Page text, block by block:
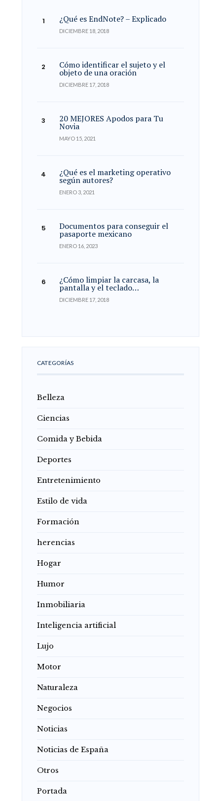
¿Qué es EndNote? – Explicado
DICIEMBRE 18, 2018
Cómo identificar el sujeto y el
objeto de una oración
DICIEMBRE 17, 2018
20 MEJORES Apodos para Tu
Novia
MAYO 15, 2021
¿Qué es el marketing operativo
según autores?
ENERO 3, 2021
Documentos para conseguir el
pasaporte mexicano
ENERO 16, 2023
¿Cómo limpiar la carcasa, la
pantalla y el teclado…
DICIEMBRE 17, 2018
CATEGORÍAS
Belleza
Ciencias
Comida y Bebida
Deportes
Entretenimiento
Estilo de vida
Formación
herencias
Hogar
Humor
Inmobiliaria
Inteligencia artificial
Lujo
Motor
Naturaleza
Negocios
Noticias
Noticias de España
Otros
Portada